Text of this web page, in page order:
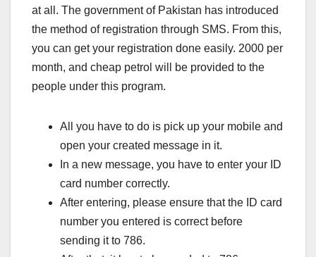
at all. The government of Pakistan has introduced
the method of registration through SMS. From this,
you can get your registration done easily. 2000 per
month, and cheap petrol will be provided to the
people under this program.
All you have to do is pick up your mobile and
open your created message in it.
In a new message, you have to enter your ID
card number correctly.
After entering, please ensure that the ID card
number you entered is correct before
sending it to 786.